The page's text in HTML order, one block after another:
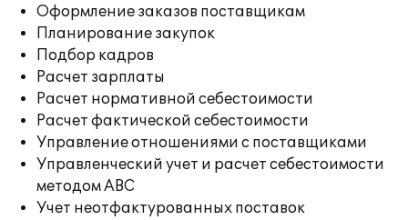
Оформление заказов поставщикам
Планирование закупок
Подбор кадров
Расчет зарплаты
Расчет нормативной себестоимости
Расчет фактической себестоимости
Управление отношениями с поставщиками
Управленческий учет и расчет себестоимости
методом ABC
Учет неотфактурованных поставок